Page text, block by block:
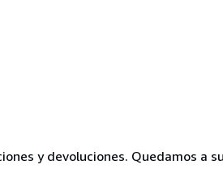
y devoluciones. Quedamos a